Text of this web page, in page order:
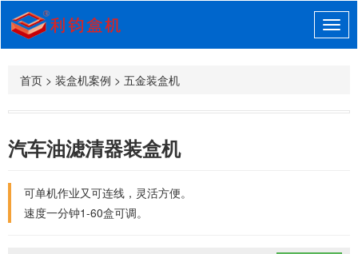
首页 > 装盒机案例 > 五金装盒机
汽车油滤清器装盒机
可单机作业又可连线，灵活方便。
速度一分钟1-60盒可调。